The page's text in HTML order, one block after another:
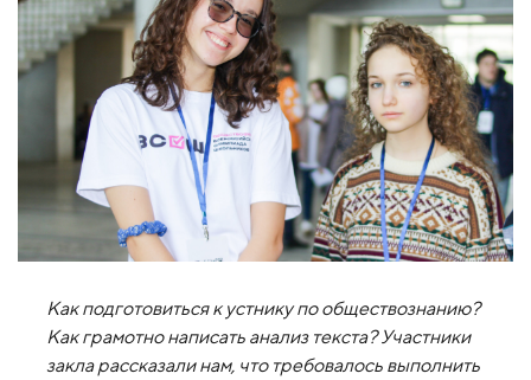
Как подготовиться к устнику по обществознанию?
Как грамотно написать анализ текста? Участники
закла рассказали нам, что требовалось выполнить